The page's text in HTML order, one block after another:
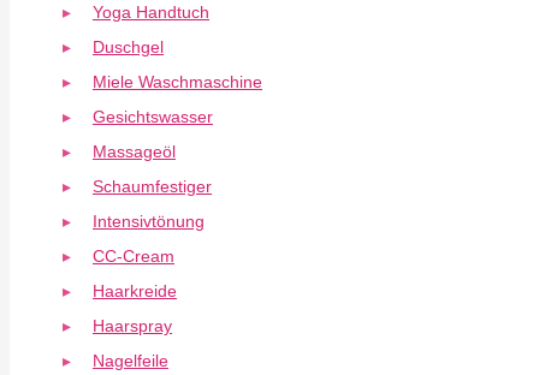
Yoga Handtuch
Duschgel
Miele Waschmaschine
Gesichtswasser
Massageöl
Schaumfestiger
Intensivtönung
CC-Cream
Haarkreide
Haarspray
Nagelfeile